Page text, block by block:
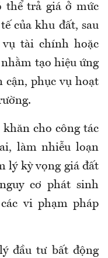
thể trả giá ở mức
của khu đất, sau
tài chính hoặc
tạo hiệu ứng
cận, phục vụ hoạt
cho công tác
làm nhiễu loạn
lý kỳ vọng giá đất
cơ phát sinh
vi phạm pháp
đầu tư bất động